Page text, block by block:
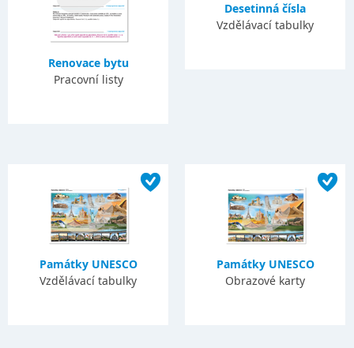
Renovace bytu
Pracovní listy
Desetinná čísla
Vzdělávací tabulky
Památky UNESCO
Vzdělávací tabulky
Památky UNESCO
Obrazové karty